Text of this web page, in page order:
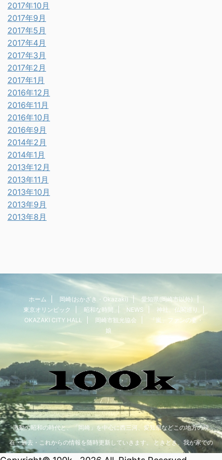
2017年10月
2017年9月
2017年5月
2017年4月
2017年3月
2017年2月
2017年1月
2016年12月
2016年11月
2016年10月
2016年9月
2014年2月
2014年1月
2013年12月
2013年11月
2013年10月
2013年9月
2013年8月
ホーム 岡崎(おかざき・Okazaki)
愛知県(岡崎市以外)
東京オリンピック
昭和な時間 NEWS
神社、仏閣巡り
OKAZAKI CITY HALL
岡崎市観光協会
「嵐」ファンの妻・
娘
激動の昭和の時代と、「岡崎」を中心に西三河、愛知県などこの地方の現
在・過去・これからの情報を随時更新していきます。 ときどき、我が家での
おもしろ情報もアップしていますので、読んでみてくださいね。